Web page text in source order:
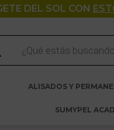
DEL SOL CON
ALISADOS Y
SUMYPEL